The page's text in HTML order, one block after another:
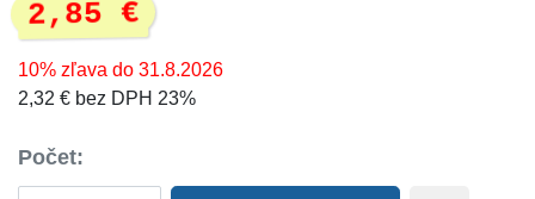
2,85 €
10% zľava do 31.8.2026
2,32 € bez DPH 23%
Počet: